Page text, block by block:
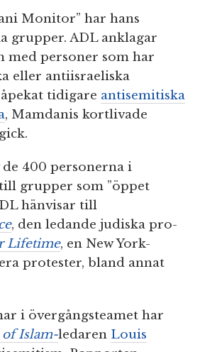
Monitor” har hans
grupper. ADL anklagar
med personer som har
eller antiisraeliska
tidigare antisemitiska
, Mamdanis kortlivade
400 personerna i
grupper som ”öppet
hänvisar till
, den ledande judiska pro-
Lifetime, en New York-
protester, bland annat
i övergångsteamet har
Islam-ledaren Louis